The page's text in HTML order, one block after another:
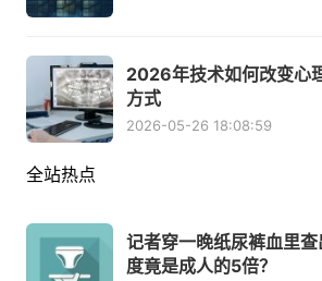
2026年技术如何改变心
方式
2026-05-26 18:08:59
全站热点
记者穿一晚纸尿裤血里
度竟是成人的5倍？